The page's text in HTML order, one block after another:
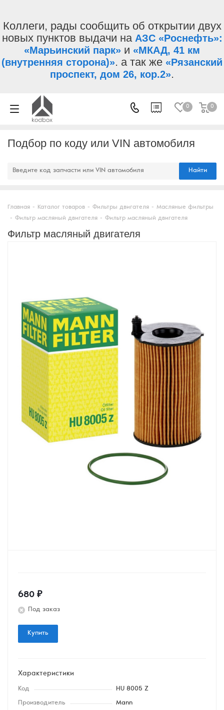
Коллеги, рады сообщить об открытии двух
новых пунктов выдачи на АЗС «Роснефть»:
«Марьинский парк» и «МКАД, 41 км
(внутренняя сторона)». а так же «Рязанский
проспект, дом 26, кор.2».
0 0
Подбор по коду или VIN автомобиля
Найти
Главная - Каталог товаров - Фильтры двигателя - Масляные фильтры
- Фильтр масляный двигателя - Фильтр масляный двигателя
Фильтр масляный двигателя
680 ₽
Под заказ
Купить
Характеристики
Код HU 8005 Z
Производитель Mann